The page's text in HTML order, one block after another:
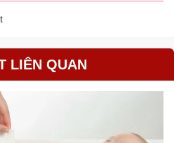
LIÊN QUAN